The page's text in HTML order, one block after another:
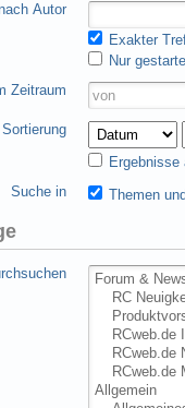
Autor
Exakter
Nur
Zeitraum
Sortierung
Ergebnisse
Suche in
Themen